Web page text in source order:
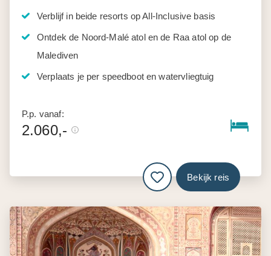
Verblijf in beide resorts op All-Inclusive basis
Ontdek de Noord-Malé atol en de Raa atol op de
Malediven
Verplaats je per speedboot en watervliegtuig
P.p. vanaf:
2.060,-
Bekijk reis